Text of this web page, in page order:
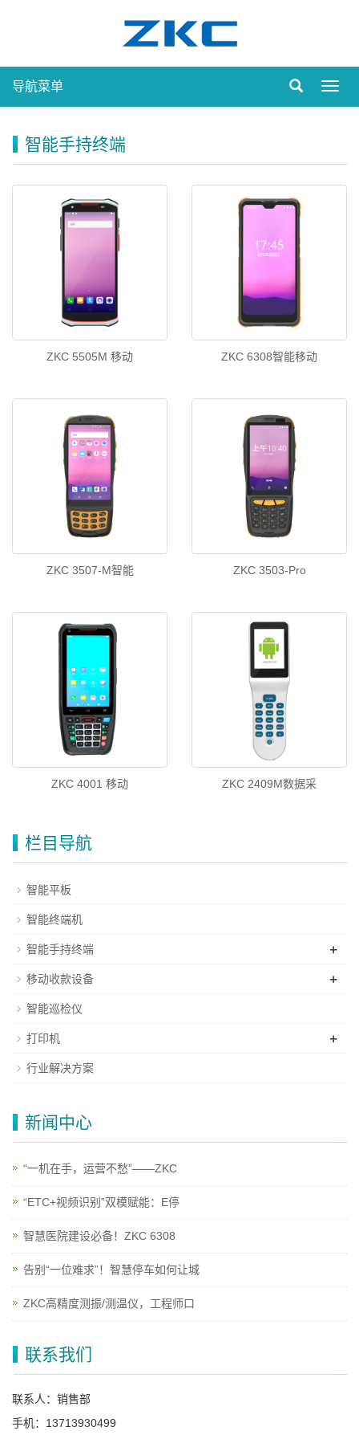
导航菜单
智能手持终端
ZKC 5505M 移动 ZKC 6308智能移动
ZKC 3507-M智能 ZKC 3503-Pro
ZKC 4001 移动 ZKC 2409M数据采
栏目导航
智能平板
智能终端机
智能手持终端 +
移动收款设备 +
智能巡检仪
打印机 +
行业解决方案
新闻中心
“一机在手，运营不愁”——ZKC
“ETC+视频识别”双模赋能：E停
智慧医院建设必备！ZKC 6308
告别“一位难求”！智慧停车如何让城
ZKC高精度测振/测温仪，工程师口
联系我们
联系人：销售部
手机：13713930499